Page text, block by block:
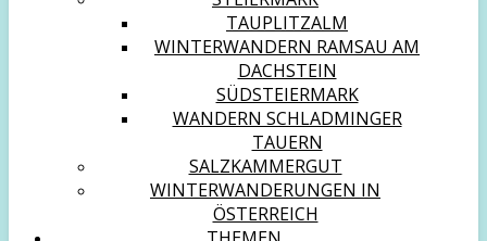
TAUPLITZALM
WINTERWANDERN RAMSAU AM
DACHSTEIN
SÜDSTEIERMARK
WANDERN SCHLADMINGER
TAUERN
SALZKAMMERGUT
WINTERWANDERUNGEN IN
ÖSTERREICH